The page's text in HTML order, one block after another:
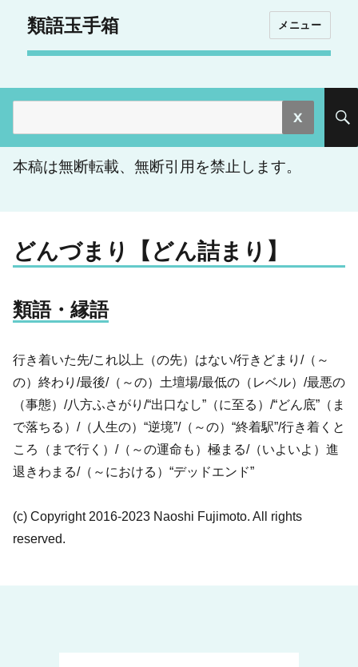
類語玉手箱 メニュー
索:
本稿は無断転載、無断引用を禁止します。
どんづまり【どん詰まり】
類語・縁語
行き着いた先/これ以上（の先）はない/行きどまり/（～
の）終わり/最後/（～の）土壇場/最低の（レベル）/最悪の
（事態）/八方ふさがり/“出口なし”（に至る）/“どん底”（ま
で落ちる）/（人生の）“逆境”/（～の）“終着駅”/行き着くと
ころ（まで行く）/（～の運命も）極まる/（いよいよ）進
退きわまる/（～における）“デッドエンド”
(c) Copyright 2016-2023 Naoshi Fujimoto. All rights
reserved.